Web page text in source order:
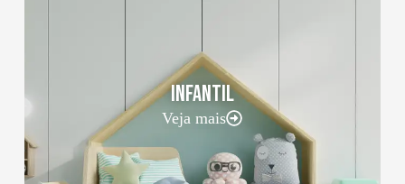
INFANTIL
Veja mais